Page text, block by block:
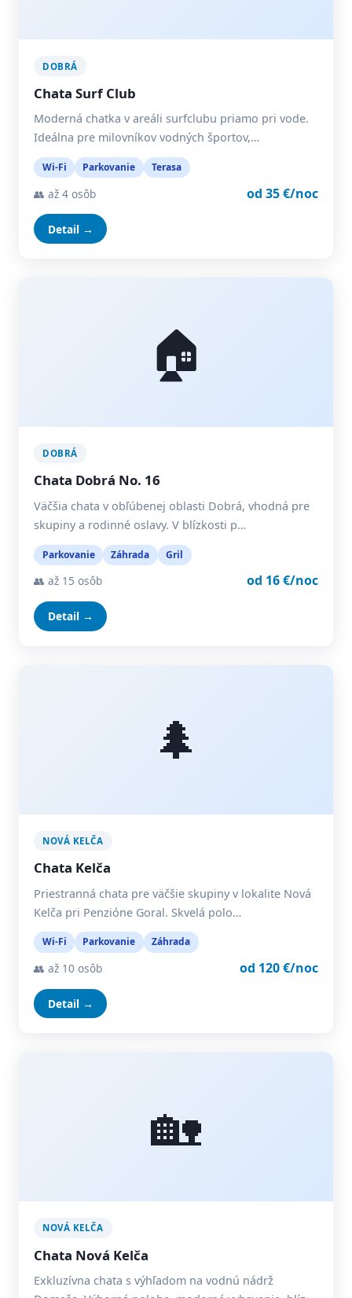
DOBRÁ
Chata Surf Club
Moderná chatka v areáli surfclubu priamo pri vode.
Ideálna pre milovníkov vodných športov,…
Wi-Fi Parkovanie Terasa
👥 až 4 osôb od 35 €/noc
Detail →
🏠
DOBRÁ
Chata Dobrá No. 16
Väčšia chata v obľúbenej oblasti Dobrá, vhodná pre
skupiny a rodinné oslavy. V blízkosti p…
Parkovanie Záhrada Gril
👥 až 15 osôb od 16 €/noc
Detail →
🌲
NOVÁ KELČA
Chata Kelča
Priestranná chata pre väčšie skupiny v lokalite Nová
Kelča pri Penzióne Goral. Skvelá polo…
Wi-Fi Parkovanie Záhrada
👥 až 10 osôb od 120 €/noc
Detail →
🏡
NOVÁ KELČA
Chata Nová Kelča
Exkluzívna chata s výhľadom na vodnú nádrž